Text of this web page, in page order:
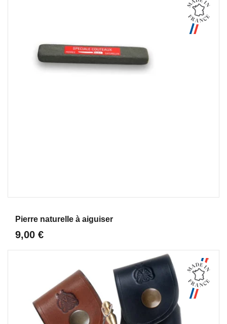
Pierre naturelle à aiguiser
9,00 €